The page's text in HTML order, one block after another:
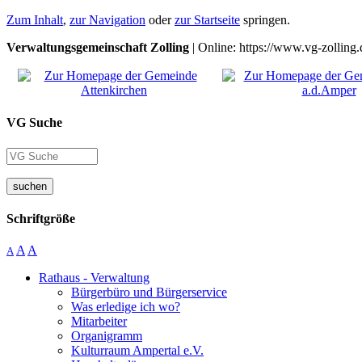
Zum Inhalt, zur Navigation oderzur Startseite springen.
Verwaltungsgemeinschaft Zolling | Online: https://www.vg-
VG Suche
suchen
Schriftgröße
A A A
Rathaus - Verwaltung
Bürgerbüro und Bürgerservice
Was erledige ich wo?
Mitarbeiter
Organigramm
Kulturraum Ampertal e.V.